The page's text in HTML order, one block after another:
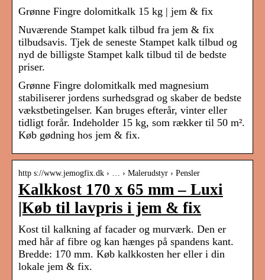
Grønne Fingre dolomitkalk 15 kg | jem & fix
Nuværende Stampet kalk tilbud fra jem & fix
tilbudsavis. Tjek de seneste Stampet kalk tilbud og
nyd de billigste Stampet kalk tilbud til de bedste
priser.
Grønne Fingre dolomitkalk med magnesium
stabiliserer jordens surhedsgrad og skaber de bedste
vækstbetingelser. Kan bruges efterår, vinter eller
tidligt forår. Indeholder 15 kg, som rækker til 50 m².
Køb gødning hos jem & fix.
http s://www.jemogfix.dk › … › Malerudstyr › Pensler
Kalkkost 170 x 65 mm – Luxi
|Køb til lavpris i jem & fix
Kost til kalkning af facader og murværk. Den er
med hår af fibre og kan hænges på spandens kant.
Bredde: 170 mm. Køb kalkkosten her eller i din
lokale jem & fix.